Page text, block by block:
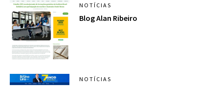
NOTÍCIAS
Blog Alan Ribeiro
NOTÍCIAS